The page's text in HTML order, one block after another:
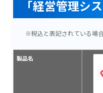
「経営管理シ
※税込と表記されている場
製品名